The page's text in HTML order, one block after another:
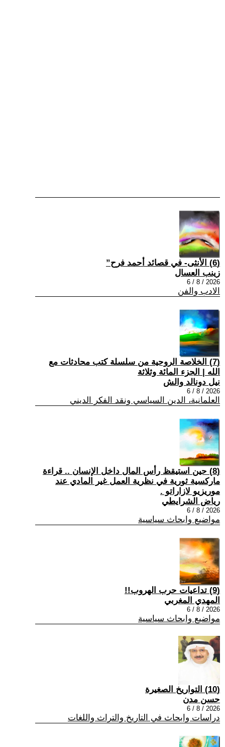
(6) الأنثى- في قصائد أحمد فرح”
زينب العسال
2026 / 8 / 6
الادب والفن
(7) الخلاصة الروحية من سلسلة كتب محادثات مع
الله | الجزء المائة وثلاثة
نيل دونالد والش
2026 / 8 / 6
العلمانية، الدين السياسي ونقد الفكر الديني
(8) حين استيقظ رأس المال داخل الإنسان .. قراءة
ماركسية ثورية في نظرية العمل غير المادي عند
موريزيو لازاراتو .
رياض الشرايطي
2026 / 8 / 6
مواضيع وابحاث سياسية
(9) تداعيات حرب الهروب!!
المهدي المغربي
2026 / 8 / 6
مواضيع وابحاث سياسية
(10) التواريخ الصغيرة
حسن مدن
2026 / 8 / 6
دراسات وابحاث في التاريخ والتراث واللغات